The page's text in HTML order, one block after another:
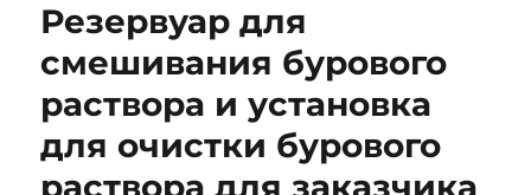
Резервуар для
смешивания бурового
раствора и установка
для очистки бурового
раствора для заказчика